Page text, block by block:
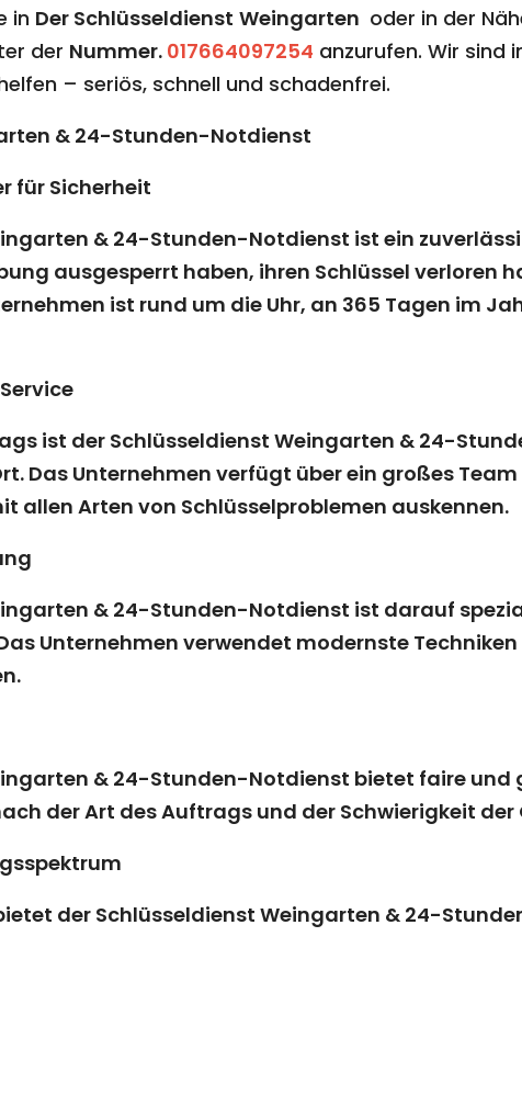
in Der Schlüsseldienst Weingarten oder in der
der Nummer. 017664097254 anzurufen. Wir sind
– seriös, schnell und schadenfrei.
& 24-Stunden-Notdienst
für Sicherheit
& 24-Stunden-Notdienst ist ein
ausgesperrt haben, ihren Schlüssel verloren
ist rund um die Uhr, an 365 Tagen im
ist der Schlüsseldienst Weingarten & 24-
Das Unternehmen verfügt über ein großes
allen Arten von Schlüsselproblemen auskennen.
& 24-Stunden-Notdienst ist darauf
Unternehmen verwendet modernste
& 24-Stunden-Notdienst bietet faire und
der Art des Auftrags und der Schwierigkeit
der Schlüsseldienst Weingarten & 24-